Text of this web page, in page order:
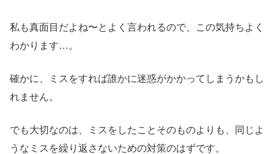
私も真面目だよね〜とよく言われるので、この気持ちよく
わかります…。
確かに、ミスをすれば誰かに迷惑がかかってしまうかもし
れません。
でも大切なのは、ミスをしたことそのものよりも、同じよ
うなミスを繰り返さないための対策のはずです。